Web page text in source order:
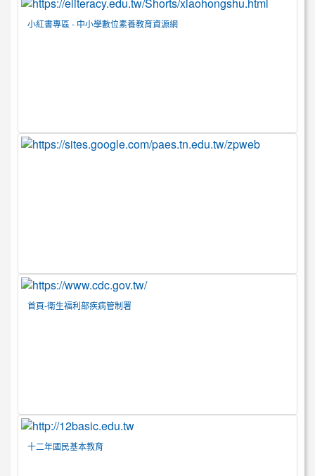
小紅書專區 - 中小學數位素養教育資源網
首頁-衛生福利部疾病管制署
十二年國民基本教育